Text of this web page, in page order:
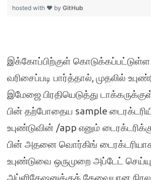
hosted with ❤ by GitHub
இக்கோப்பிற்குள்
வரிசைப்படி பார்த்தால், முதலில்
இமேஜை பிரதியெடுத்து
பின் தற்போதைய sample
உபுண்டுவின் /app எனும்
பின் அதனை வொர்கிங் டைரக்டரியாக
உபுண்டுவை ஒருமுறை அப்டேட்
அப்ளிகேஷனுக்குத் தேவையான